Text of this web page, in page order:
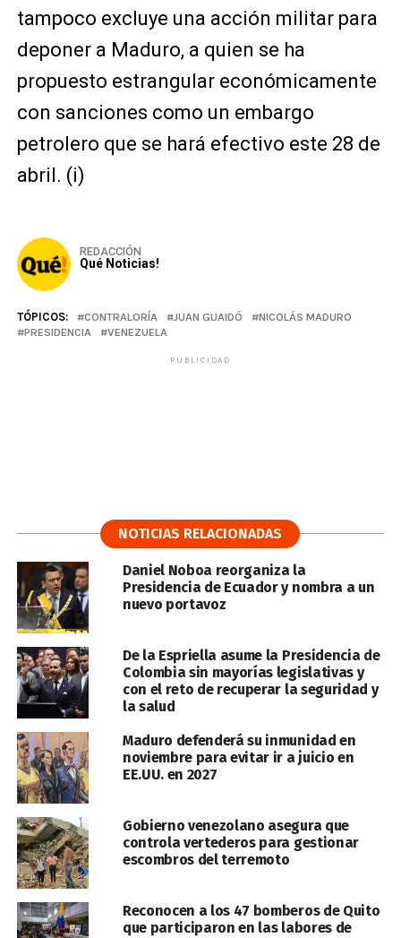
tampoco excluye una acción militar para
deponer a Maduro, a quien se ha
propuesto estrangular económicamente
con sanciones como un embargo
petrolero que se hará efectivo este 28 de
abril. (i)
REDACCIÓN
Qué Noticias!
TÓPICOS: CONTRALORÍA JUAN GUAIDÓ
NICOLÁS MADURO
PRESIDENCIA
VENEZUELA
PUBLICIDAD
NOTICIAS RELACIONADAS
Daniel Noboa reorganiza la
Presidencia de Ecuador y nombra a un
nuevo portavoz
De la Espriella asume la Presidencia de
Colombia sin mayorías legislativas y
con el reto de recuperar la seguridad y
la salud
Maduro defenderá su inmunidad en
noviembre para evitar ir a juicio en
EE.UU. en 2027
Gobierno venezolano asegura que
controla vertederos para gestionar
escombros del terremoto
Reconocen a los 47 bomberos de Quito
que participaron en las labores de